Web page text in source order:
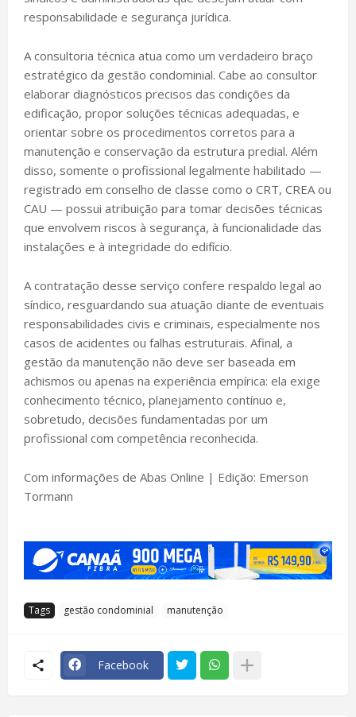
responsabilidade e segurança jurídica.
A consultoria técnica atua como um verdadeiro braço
estratégico da gestão condominial. Cabe ao consultor
elaborar diagnósticos precisos das condições da
edificação, propor soluções técnicas adequadas, e
orientar sobre os procedimentos corretos para a
manutenção e conservação da estrutura predial. Além
disso, somente o profissional legalmente habilitado —
registrado em conselho de classe como o CRT, CREA ou
CAU — possui atribuição para tomar decisões técnicas
que envolvem riscos à segurança, à funcionalidade das
instalações e à integridade do edifício.
A contratação desse serviço confere respaldo legal ao
síndico, resguardando sua atuação diante de eventuais
responsabilidades civis e criminais, especialmente nos
casos de acidentes ou falhas estruturais. Afinal, a
gestão da manutenção não deve ser baseada em
achismos ou apenas na experiência empírica: ela exige
conhecimento técnico, planejamento contínuo e,
sobretudo, decisões fundamentadas por um
profissional com competência reconhecida.
Com informações de Abas Online | Edição: Emerson
Tormann
Tags gestão condominial manutenção
Facebook